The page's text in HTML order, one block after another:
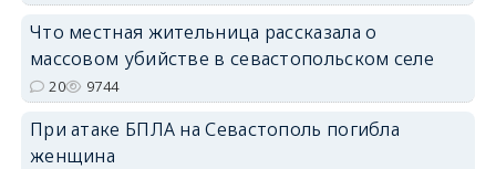
Что местная жительница рассказала о
массовом убийстве в севастопольском селе
20 9744
При атаке БПЛА на Севастополь погибла
женщина